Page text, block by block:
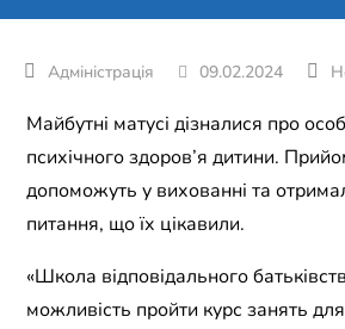
09.02.2024
Майбутні матусі дізналися про
психічного здоров’я дитини.
допоможуть у вихованні та
питання, що їх цікавили.
«Школа відповідального
можливість пройти курс занять для